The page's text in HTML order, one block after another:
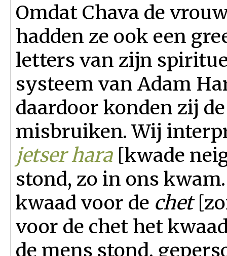
Omdat Chava de
hadden ze ook een
letters van zijn
systeem van Adam
daardoor konden zij
misbruiken. Wij
jetser hara [kwade
stond, zo in ons
kwaad voor de chet
voor de chet het
de mens stond,